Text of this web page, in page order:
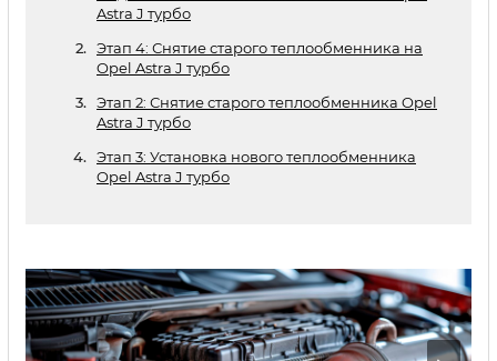
Astra J турбо
Этап 4: Снятие старого теплообменника на
Opel Astra J турбо
Этап 2: Снятие старого теплообменника Opel
Astra J турбо
Этап 3: Установка нового теплообменника
Opel Astra J турбо